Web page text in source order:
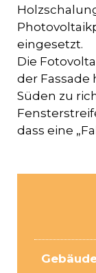
eingesetzt.
Die
der Fassade
Süden zu
dass eine